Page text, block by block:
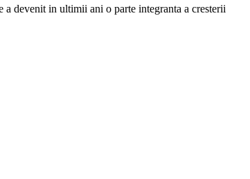
devenit in ultimii ani o parte integranta a cresterii